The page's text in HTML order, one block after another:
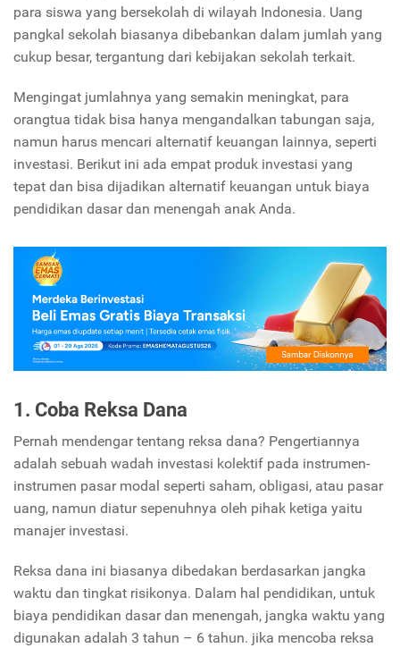
para siswa yang bersekolah di wilayah Indonesia. Uang
pangkal sekolah biasanya dibebankan dalam jumlah yang
cukup besar, tergantung dari kebijakan sekolah terkait.
Mengingat jumlahnya yang semakin meningkat, para
orangtua tidak bisa hanya mengandalkan tabungan saja,
namun harus mencari alternatif keuangan lainnya, seperti
investasi. Berikut ini ada empat produk investasi yang
tepat dan bisa dijadikan alternatif keuangan untuk biaya
pendidikan dasar dan menengah anak Anda.
1. Coba Reksa Dana
Pernah mendengar tentang reksa dana? Pengertiannya
adalah sebuah wadah investasi kolektif pada instrumen-
instrumen pasar modal seperti saham, obligasi, atau pasar
uang, namun diatur sepenuhnya oleh pihak ketiga yaitu
manajer investasi.
Reksa dana ini biasanya dibedakan berdasarkan jangka
waktu dan tingkat risikonya. Dalam hal pendidikan, untuk
biaya pendidikan dasar dan menengah, jangka waktu yang
digunakan adalah 3 tahun – 6 tahun. jika mencoba reksa